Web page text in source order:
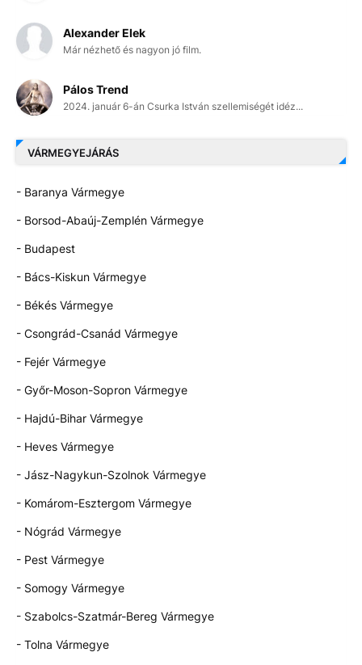
Alexander Elek
Már nézhető és nagyon jó film.
Pálos Trend
2024. január 6-án Csurka István szellemiségét idéz...
VÁRMEGYEJÁRÁS
- Baranya Vármegye
- Borsod-Abaúj-Zemplén Vármegye
- Budapest
- Bács-Kiskun Vármegye
- Békés Vármegye
- Csongrád-Csanád Vármegye
- Fejér Vármegye
- Győr-Moson-Sopron Vármegye
- Hajdú-Bihar Vármegye
- Heves Vármegye
- Jász-Nagykun-Szolnok Vármegye
- Komárom-Esztergom Vármegye
- Nógrád Vármegye
- Pest Vármegye
- Somogy Vármegye
- Szabolcs-Szatmár-Bereg Vármegye
- Tolna Vármegye